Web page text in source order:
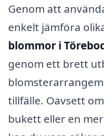
Genom att
enkelt jämföra
blommor i
genom ett brett
tillfälle. Oavsett
bukett eller en